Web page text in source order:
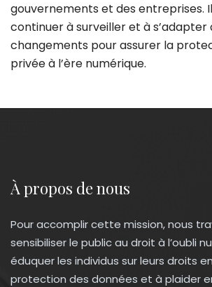
gouvernements et des entreprises.
continuer à surveiller et à s’adapter
changements pour assurer la
privée à l’ère numérique.
À propos de nous
Pour accomplir cette mission, nous
sensibiliser le public au droit à l’oubli
éduquer les individus sur leurs droits
protection des données et à plaider